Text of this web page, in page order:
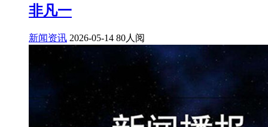
非凡一
新闻资讯 2026-05-14 80人阅